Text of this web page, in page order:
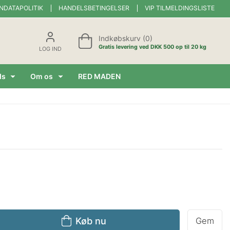
HANDELSBETINGELSER VIP TILMELDINGSLISTE
LOG IND
Indkøbskurv (0)
Gratis levering ved DKK 500 op til 20 kg
Om os RED MADEN
Køb nu Gem